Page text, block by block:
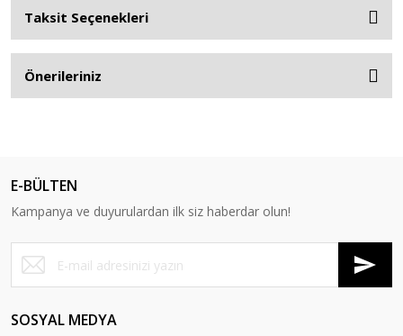
Taksit Seçenekleri
Önerileriniz
E-BÜLTEN
Kampanya ve duyurulardan ilk siz haberdar olun!
SOSYAL MEDYA